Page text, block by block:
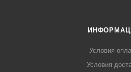
Условия
Условия